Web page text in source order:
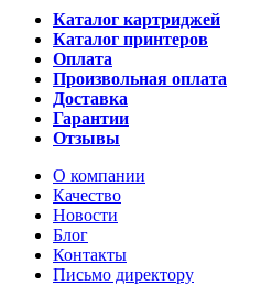
Каталог картриджей
Каталог принтеров
Оплата
Произвольная оплата
Доставка
Гарантии
Отзывы
О компании
Качество
Новости
Блог
Контакты
Письмо директору